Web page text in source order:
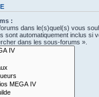
:
dans le(s)quel(s) vous
sont automatiquement inclus si
dans les sous-forums ».